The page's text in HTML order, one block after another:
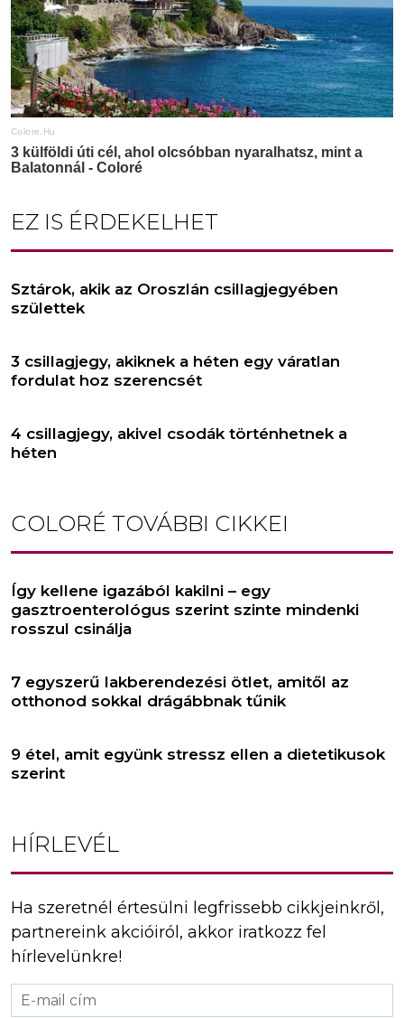
EZ IS ÉRDEKELHET
Sztárok, akik az Oroszlán csillagjegyében
születtek
3 csillagjegy, akiknek a héten egy váratlan
fordulat hoz szerencsét
4 csillagjegy, akivel csodák történhetnek a
héten
COLORÉ TOVÁBBI CIKKEI
Így kellene igazából kakilni – egy
gasztroenterológus szerint szinte mindenki
rosszul csinálja
7 egyszerű lakberendezési ötlet, amitől az
otthonod sokkal drágábbnak tűnik
9 étel, amit együnk stressz ellen a dietetikusok
szerint
HÍRLEVÉL
Ha szeretnél értesülni legfrissebb cikkjeinkről,
partnereink akcióiról, akkor iratkozz fel
hírlevelünkre!